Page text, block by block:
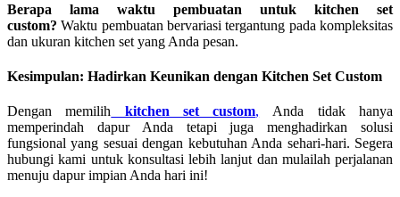
Berapa lama waktu pembuatan untuk kitchen set
custom? Waktu pembuatan bervariasi tergantung pada kompleksitas
dan ukuran kitchen set yang Anda pesan.
Kesimpulan: Hadirkan Keunikan dengan Kitchen Set Custom
Dengan memilih kitchen set custom, Anda tidak hanya
memperindah dapur Anda tetapi juga menghadirkan solusi
fungsional yang sesuai dengan kebutuhan Anda sehari-hari. Segera
hubungi kami untuk konsultasi lebih lanjut dan mulailah perjalanan
menuju dapur impian Anda hari ini!